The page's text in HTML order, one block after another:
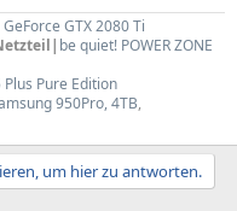
GTX 2080 Ti
be quiet! POWER ZONE
Pure Edition
950Pro, 4TB,
um hier zu antworten.